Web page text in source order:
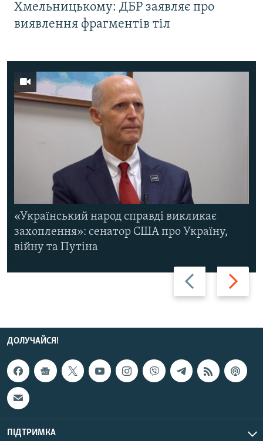
Хмельницькому: ДБР заявляє про
виявлення фрагментів тіл
Назад Вперед
«Український народ справді викликає
захоплення»: сенатор США про Україну,
війну та Путіна
ДОЛУЧАЙСЯ!
ПІДТРИМКА